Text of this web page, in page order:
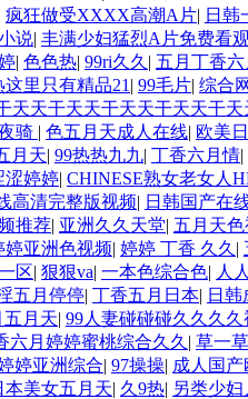
疯狂做受XXXX高潮A片| 日韩
说| 丰满少妇猛烈A片免费看
| 色色热| 99ri久久 | 五月丁香
这里只有精品21 | 99毛片| 综合
天天干天天干天天干天天干
骑 | 色五月天成人在线| 欧美
月天| 99热热九九| 丁香六月情|
涩婷婷| CHINESE熟女老女人
高清完整版视频| 日韩国产在
推荐| 亚洲久久天堂| 五月天
婷亚洲色视频| 婷婷 丁香 久久 |
区| 狠狠va| 一本色综合色| 人
五月停停| 丁香五月日本| 日
月天| 99人妻碰碰碰久久久久
六月婷婷蜜桃综合久久 | 草一
婷亚洲综合| 97操操| 成人国
本美女五月天| 久9热| 另类少